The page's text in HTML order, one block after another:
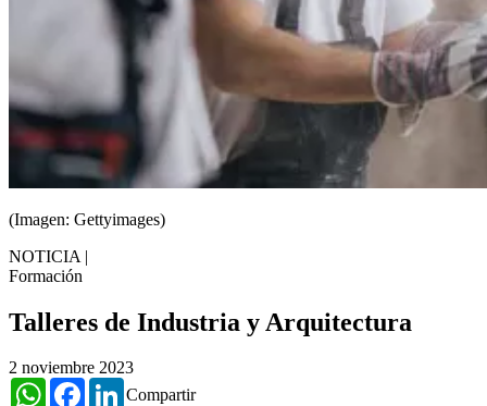
(Imagen: Gettyimages)
NOTICIA |
Formación
Talleres de Industria y Arquitectura
2 noviembre 2023
Compartir
WhatsAppFacebookLinkedIn